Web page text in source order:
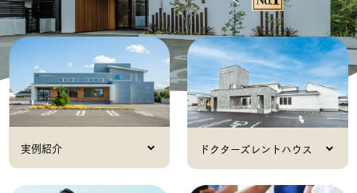
実例紹介 ドクターズレントハウス